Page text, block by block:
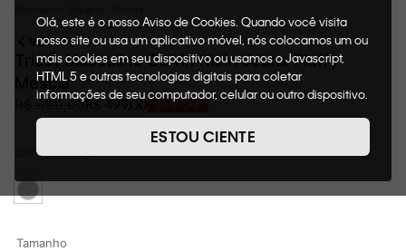
Olá, este é o nosso Aviso de Cookies. Quando você visita
nosso site ou usa um aplicativo móvel, nós colocamos um ou
mais cookies em seu dispositivo ou usamos o Javascript,
HTML 5 e outras tecnologias digitais para coletar
informações de seu computador, celular ou outro dispositivo.
de cookies, informaremos quais cookies usaremos e quais
suas funções. A forma como processamos os dados
nosso Aviso de Privacidade. Quando você visita nosso site,
consideraremos isso como sua solicitação específica para
entre outros, a capacidade de comprar um item em nossa
ESTOU CIENTE
VOLTAR
Tricot Masculino Calvin Klein Jeans Fluffy
Mescla
699,00R$ 499,00 29%
CorMESCLA
Tamanho